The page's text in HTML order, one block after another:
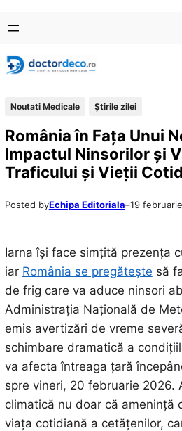
conținut
content
Noutati Medicale Știrile zilei
România în Fața Unui
Impactul Ninsorilor și
Traficului și Vieții
Posted byEchipa Editoriala–19
Iarna își face simțită prezența
iar România se pregătește să
de frig care va aduce ninsori
Administrația Națională de
emis avertizări de vreme
schimbare dramatică a
va afecta întreaga țară
spre vineri, 20 februarie 2026.
climatică nu doar că amenință
viața cotidiană a cetățenilor,